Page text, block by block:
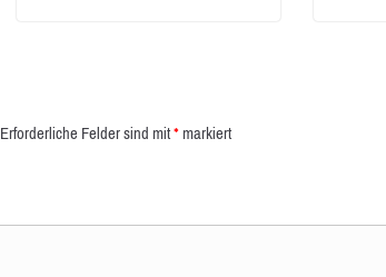
Erforderliche Felder sind mit*markiert